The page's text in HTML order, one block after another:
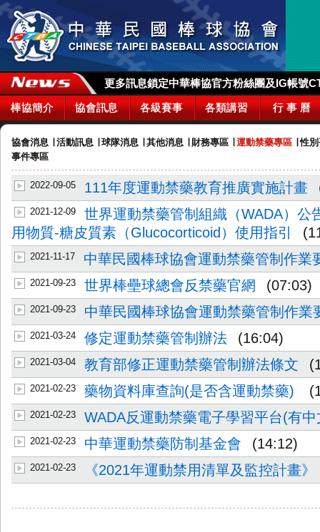
更多訊息鎖定中華棒協官方粉絲團及IG帳號
棒協簡介 協會訊息 各級賽事 各類講習 行 事 曆
協會消息 活動訊息 球隊消息 其他消息 財務專區 運動禁藥專區 ∣性
事件專區
2022-09-05 111年度運動禁藥教育推廣實施計畫
2021-12-09
世界運動禁藥管制組織（WADA）公
用物質-糖皮質素（Glucocorticoid）使用指引
2021-11-17 中華民國棒球協會運動禁藥管制作業
2021-09-23 世界棒壘球總會反禁藥官網 (07:03)
2021-09-23 中華民國棒球協會運動禁藥管制作業
2021-03-24 修定運動禁藥管制辦法 (16:04)
2021-03-04 教育部修正運動禁藥管制辦法條文
2021-02-23 藥物資料庫查詢(是否含運動禁藥)
2021-02-23 WADA反運動禁藥電子學習平台(有
2021-02-23 中華運動禁藥防制基金會 (14:12)
2021-02-23 《2021年運動禁用清單及監控計畫》